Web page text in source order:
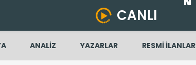
CANLI
ANALİZ YAZARLAR RESMİ İLANLAR